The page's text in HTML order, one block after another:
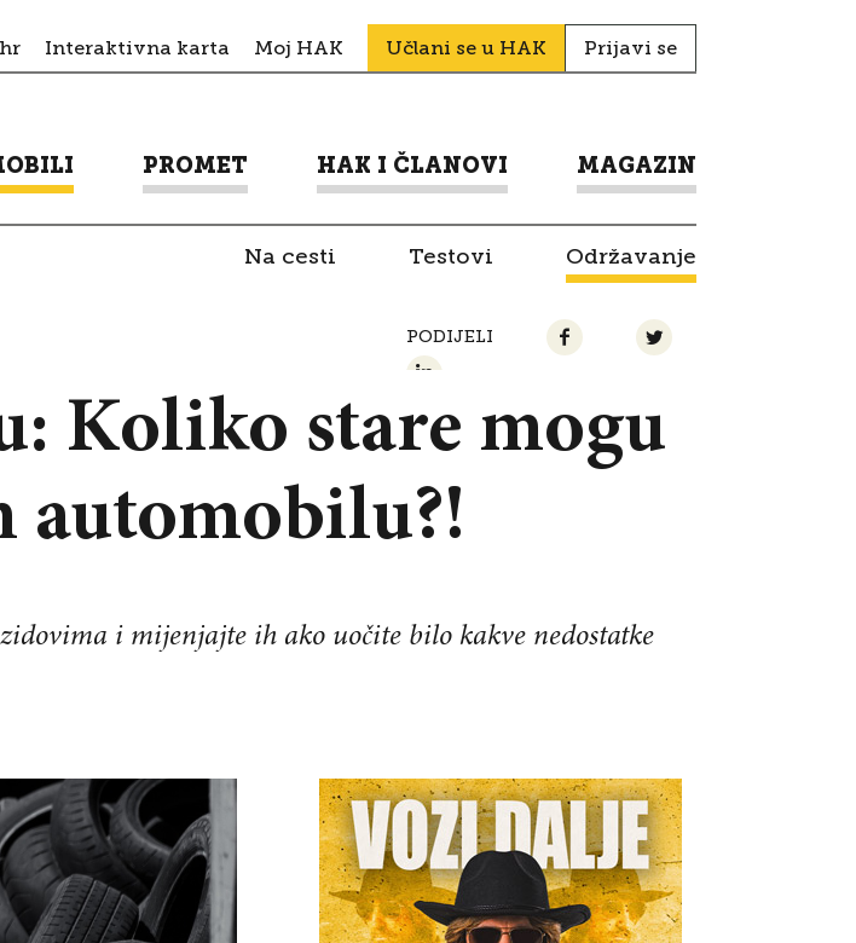
Interaktivna karta Moj HAK Učlani se u HAK Prijavi se
PROMET HAK I ČLANOVI MAGAZIN
Na cesti Testovi Održavanje
PODIJELI
Koliko stare mogu
automobilu?!
i mijenjajte ih ako uočite bilo kakve nedostatke